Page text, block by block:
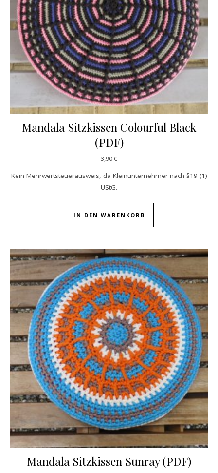
Mandala Sitzkissen Colourful Black
(PDF)
3,90€
Kein Mehrwertsteuerausweis, da Kleinunternehmer nach §19 (1)
UStG.
IN DEN WARENKORB
Mandala Sitzkissen Sunray (PDF)